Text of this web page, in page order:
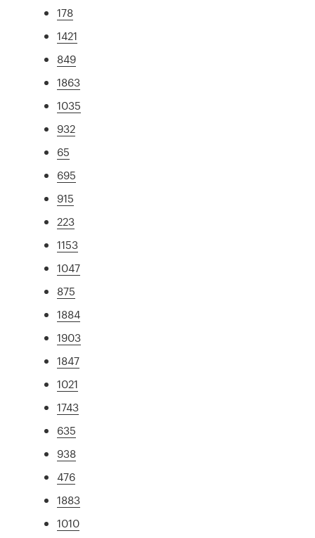
178
1421
849
1863
1035
932
65
695
915
223
1153
1047
875
1884
1903
1847
1021
1743
635
938
476
1883
1010